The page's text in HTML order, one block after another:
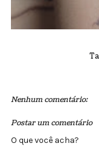
Nenhum comentário:
Postar um comentário
O que você acha?